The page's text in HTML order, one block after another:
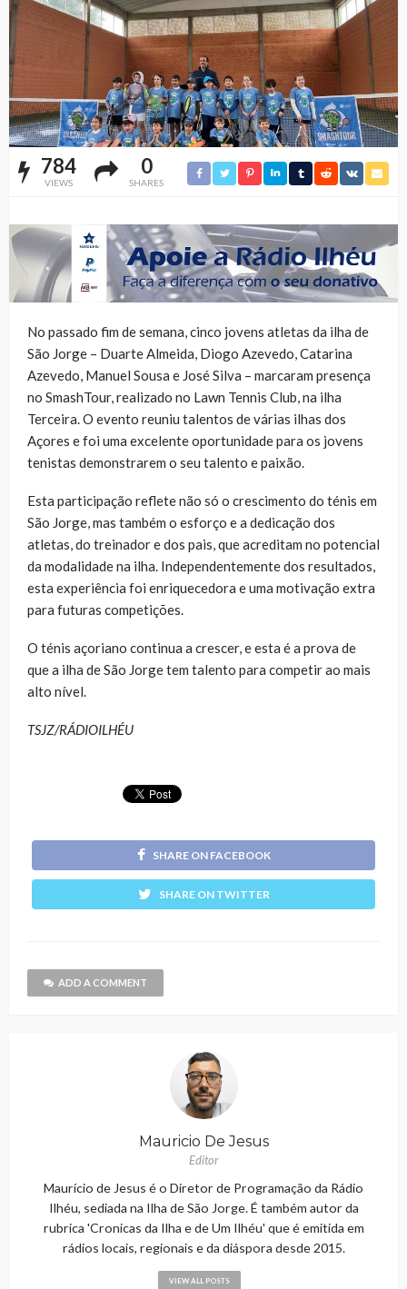
784
VIEWS
0
SHARES
No passado fim de semana, cinco jovens atletas da ilha de
São Jorge – Duarte Almeida, Diogo Azevedo, Catarina
Azevedo, Manuel Sousa e José Silva – marcaram presença
no SmashTour, realizado no Lawn Tennis Club, na ilha
Terceira. O evento reuniu talentos de várias ilhas dos
Açores e foi uma excelente oportunidade para os jovens
tenistas demonstrarem o seu talento e paixão.
Esta participação reflete não só o crescimento do ténis em
São Jorge, mas também o esforço e a dedicação dos
atletas, do treinador e dos pais, que acreditam no potencial
da modalidade na ilha. Independentemente dos resultados,
esta experiência foi enriquecedora e uma motivação extra
para futuras competições.
O ténis açoriano continua a crescer, e esta é a prova de
que a ilha de São Jorge tem talento para competir ao mais
alto nível.
TSJZ/RÁDIOILHÉU
SHARE ON FACEBOOK
SHARE ON TWITTER
ADD A COMMENT
Mauricio De Jesus
Editor
Maurício de Jesus é o Diretor de Programação da Rádio
Ilhéu, sediada na Ilha de São Jorge. É também autor da
rubrica 'Cronicas da Ilha e de Um Ilhéu' que é emitida em
rádios locais, regionais e da diáspora desde 2015.
VIEW ALL POSTS